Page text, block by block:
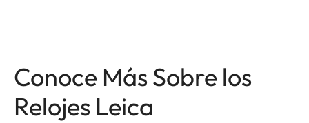
Conoce Más Sobre los
Relojes Leica